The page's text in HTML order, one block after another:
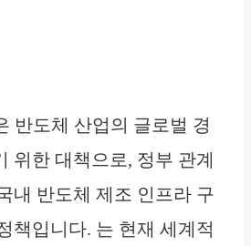
반도체 산업의 글로벌 경
위한 대책으로, 정부 관계
내 반도체 제조 인프라 구
책입니다. 는 현재 세계적